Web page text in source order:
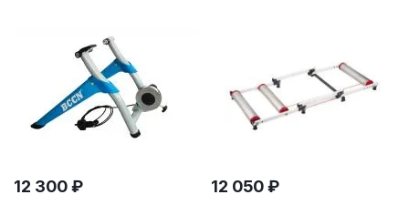
12 300₽ 12 050₽